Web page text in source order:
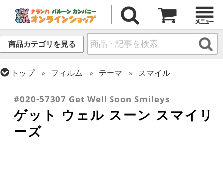
商品カテゴリを見る
トップ フィルム テーマ
スマイル
#020-57307 Get Well Soon Smileys
ゲット ウェル スーン スマイリ
ーズ